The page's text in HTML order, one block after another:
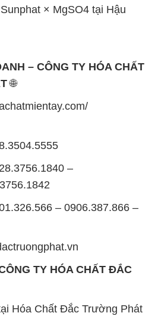
× MgSO4 tại Hậu
– CÔNG TY HÓA CHẤT
🌐
–
– 0906.387.866 –
TY HÓA CHẤT ĐẮC
Hóa Chất Đắc Trường Phát